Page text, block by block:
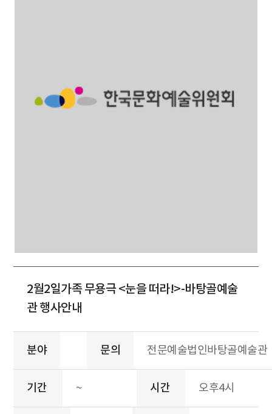
2월2일가족 무용극 <눈을 떠라!>-바탕골예술
관 행사안내
분야 문의 전문예술법인바탕골예술관
기간 ~ 시간 오후4시